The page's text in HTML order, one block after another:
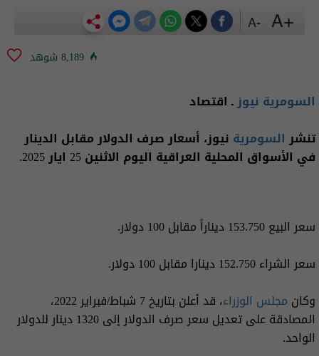
8,189 شوهد
السومرية نيوزـ اقتصاد
تنشرالسومرية نيوز، أسعار صرف الدولار مقابل الدينار
في الأسواق المحلية العراقية اليوم الاثنين 25 ايار 2025.
سعر البيع 153.750 ديناراً مقابل 100 دولار.
سعر الشراء 152.750 دينارا مقابل 100 دولار.
وكان مجلس الوزراء
، قد أعلن بتاريخ 7 شباط/فبراير 2022،
المصادقة على تعديل سعر صرف الدولار إلى 1320 دينار للدولار
الواحد.
+A
-A